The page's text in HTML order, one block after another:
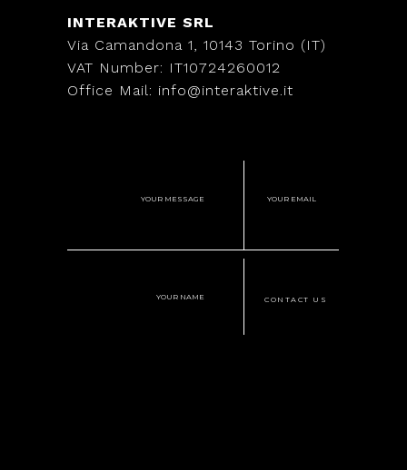
INTERAKTIVE SRL
Via Camandona 1, 10143 Torino (IT)
VAT Number: IT10724260012
Office Mail: info@interaktive.it